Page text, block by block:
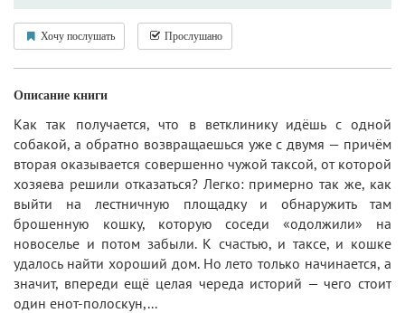
Хочу послушать Прослушано
Описание книги
Как так получается, что в ветклинику идёшь с одной
собакой, а обратно возвращаешься уже с двумя — причём
вторая оказывается совершенно чужой таксой, от которой
хозяева решили отказаться? Легко: примерно так же, как
выйти на лестничную площадку и обнаружить там
брошенную кошку, которую соседи «одолжили» на
новоселье и потом забыли. К счастью, и таксе, и кошке
удалось найти хороший дом. Но лето только начинается, а
значит, впереди ещё целая череда историй — чего стоит
один енот-полоскун,...